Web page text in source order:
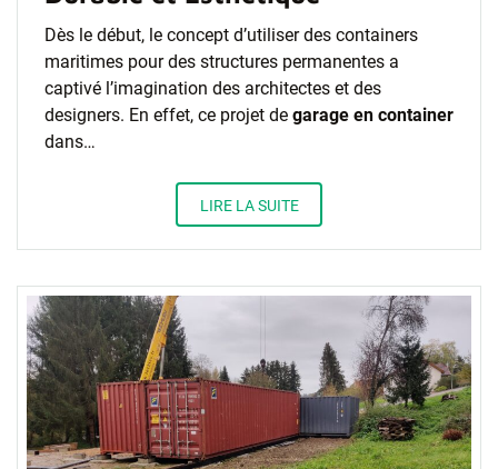
Dès le début, le concept d’utiliser des containers
maritimes pour des structures permanentes a
captivé l’imagination des architectes et des
designers. En effet, ce projet de garage en container
dans…
LIRE LA SUITE